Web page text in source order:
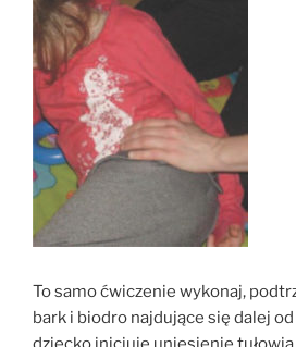
To samo ćwiczenie wykonaj,
bark i biodro najdujące się dalej od